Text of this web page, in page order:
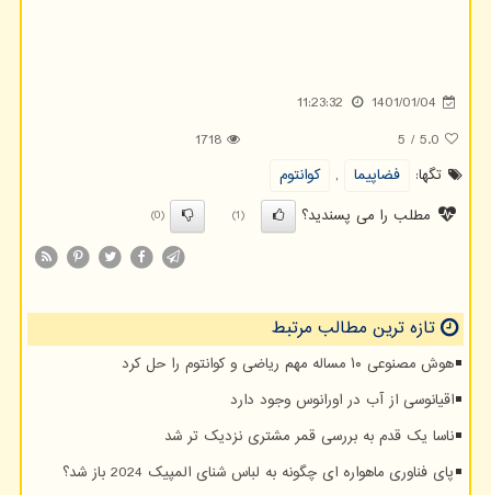
1401/01/04
11:23:32
5.0
/
5
1718
تگها:
فضاپیما ,
كوانتوم
مطلب را می پسندید؟
(1)
(0)
تازه ترین مطالب مرتبط
هوش مصنوعی ۱۰ مساله مهم ریاضی و کوانتوم را حل کرد
اقیانوسی از آب در اورانوس وجود دارد
ناسا یک قدم به بررسی قمر مشتری نزدیک تر شد
پای فناوری ماهواره ای چگونه به لباس شنای المپیک 2024 باز شد؟